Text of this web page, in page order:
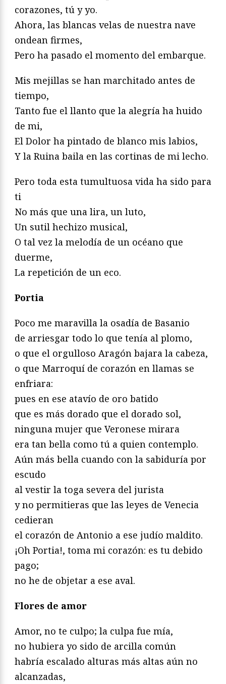
corazones, tú y yo.
Ahora, las blancas velas de nuestra nave
ondean firmes,
Pero ha pasado el momento del embarque.
Mis mejillas se han marchitado antes de
tiempo,
Tanto fue el llanto que la alegría ha huido
de mi,
El Dolor ha pintado de blanco mis labios,
Y la Ruina baila en las cortinas de mi lecho.
Pero toda esta tumultuosa vida ha sido para
ti
No más que una lira, un luto,
Un sutil hechizo musical,
O tal vez la melodía de un océano que
duerme,
La repetición de un eco.
Portia
Poco me maravilla la osadía de Basanio
de arriesgar todo lo que tenía al plomo,
o que el orgulloso Aragón bajara la cabeza,
o que Marroquí de corazón en llamas se
enfriara:
pues en ese atavío de oro batido
que es más dorado que el dorado sol,
ninguna mujer que Veronese mirara
era tan bella como tú a quien contemplo.
Aún más bella cuando con la sabiduría por
escudo
al vestir la toga severa del jurista
y no permitieras que las leyes de Venecia
cedieran
el corazón de Antonio a ese judío maldito.
¡Oh Portia!, toma mi corazón: es tu debido
pago;
no he de objetar a ese aval.
Flores de amor
Amor, no te culpo; la culpa fue mía,
no hubiera yo sido de arcilla común
habría escalado alturas más altas aún no
alcanzadas,